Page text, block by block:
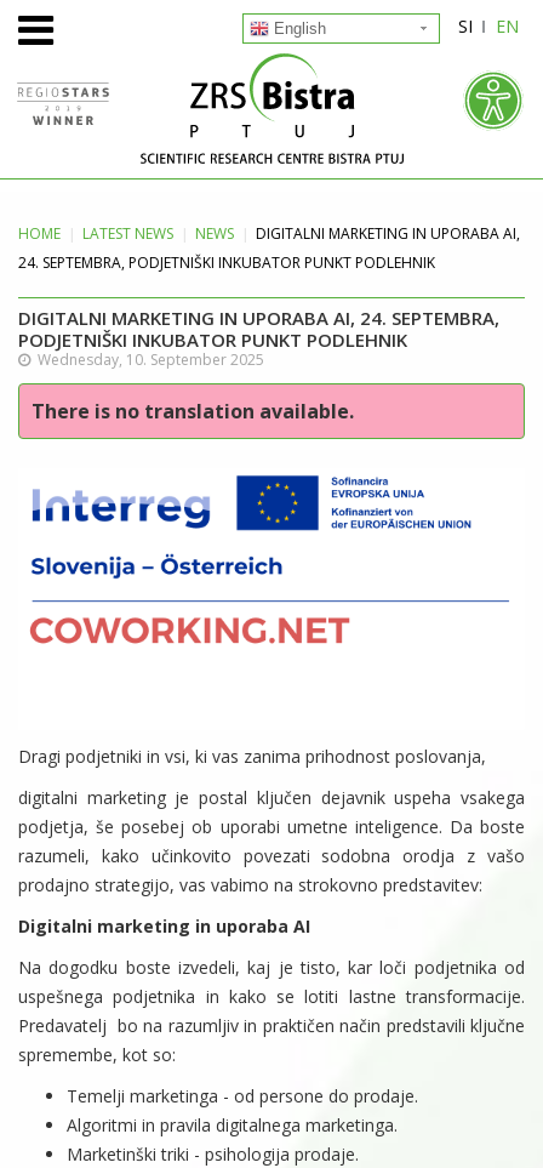
SI EN
English
HOME LATEST NEWS NEWS
DIGITALNI MARKETING IN UPORABA AI,
24. SEPTEMBRA, PODJETNIŠKI INKUBATOR PUNKT PODLEHNIK
DIGITALNI MARKETING IN UPORABA AI, 24. SEPTEMBRA,
PODJETNIŠKI INKUBATOR PUNKT PODLEHNIK
Wednesday, 10. September 2025
There is no translation available.
Dragi podjetniki in vsi, ki vas zanima prihodnost poslovanja,
digitalni marketing je postal ključen dejavnik uspeha vsakega
podjetja, še posebej ob uporabi umetne inteligence. Da boste
razumeli, kako učinkovito povezati sodobna orodja z vašo
prodajno strategijo, vas vabimo na strokovno predstavitev:
Digitalni marketing in uporaba AI
Na dogodku boste izvedeli, kaj je tisto, kar loči podjetnika od
uspešnega podjetnika in kako se lotiti lastne transformacije.
Predavatelj bo na razumljiv in praktičen način predstavili ključne
spremembe, kot so:
Temelji marketinga - od persone do prodaje.
Algoritmi in pravila digitalnega marketinga.
Marketinški triki - psihologija prodaje.